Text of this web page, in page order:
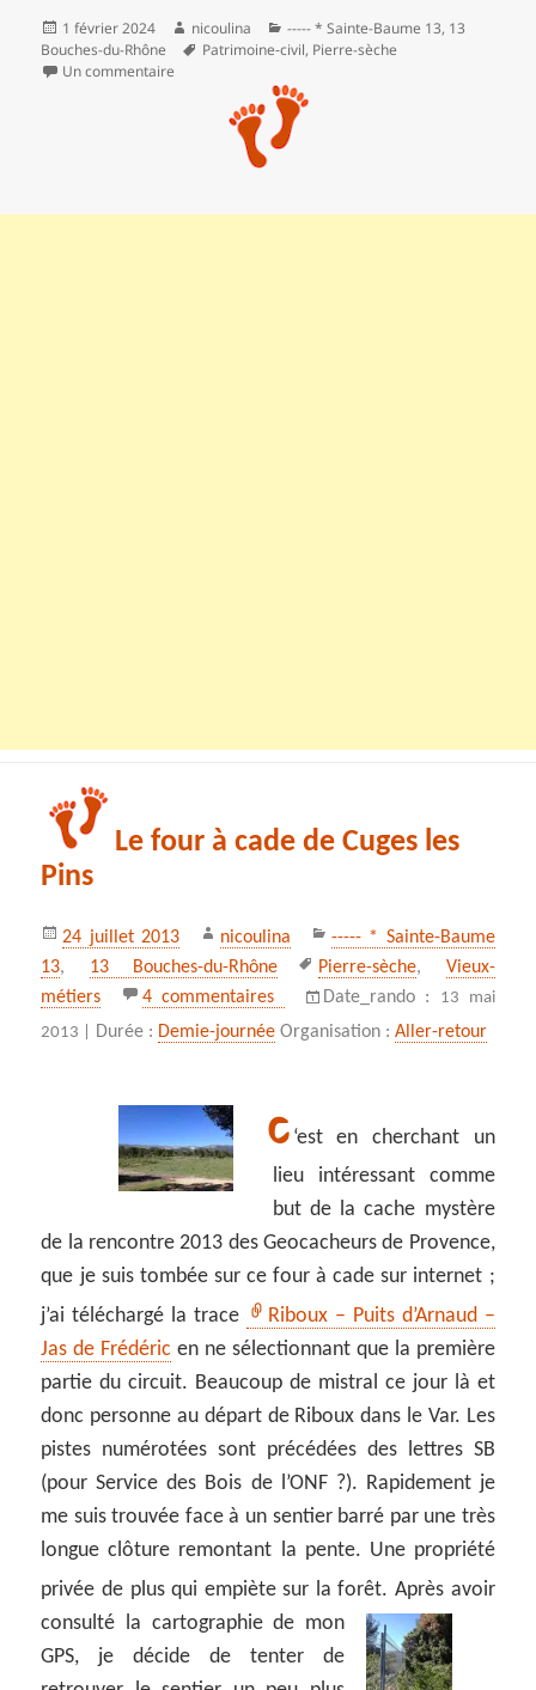
Publié
le
1 février 2024 Auteur
nicoulina Catégories
----- * Sainte-Baume 13, 13
Bouches-du-Rhône
Mots-
clés
Patrimoine‑civil, Pierre-sèche
Un commentaire
Le four à cade de Cuges les
Pins
Publié
le
24 juillet 2013 Auteur
nicoulina Catégories
----- * Sainte-Baume
13, 13 Bouches-du-Rhône
Mots-
clés
Pierre-sèche, Vieux-
métiers
4 commentaires sur Le four à cade de Cuges les
Date_rando : 13 mai
2013 |
Durée : Demie-journée Organisation :Aller-retour
C ‘est en cherchant un
lieu intéressant comme
but de la cache mystère
de la rencontre 2013 des Geocacheurs de Provence,
que je suis tombée sur ce four à cade sur internet ;
j’ai téléchargé la trace
Riboux – Puits d’Arnaud –
Jas de Frédéric en ne sélectionnant que la première
partie du circuit. Beaucoup de mistral ce jour là et
donc personne au départ de Riboux dans le Var. Les
pistes numérotées sont précédées des lettres SB
(pour Service des Bois de l’ONF ?). Rapidement je
me suis trouvée face à un sentier barré par une très
longue clôture remontant la pente. Une propriété
privée de plus qui empiète sur la forêt. Après avoir
consulté la cartographie de mon
GPS, je décide de tenter de